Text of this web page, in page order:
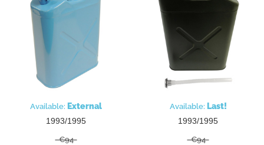
Available: External
1993/1995
€94
Available: Last!
1993/1995
€94